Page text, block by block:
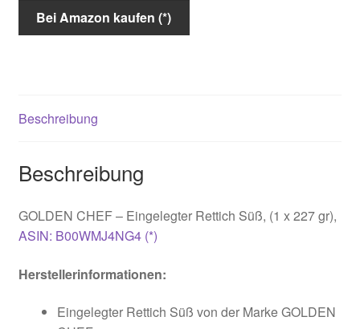
Bei Amazon kaufen (*)
Beschreibung
Beschreibung
GOLDEN CHEF – Eingelegter Rettich Süß, (1 x 227 gr),
ASIN: B00WMJ4NG4 (*)
Herstellerinformationen:
Eingelegter Rettich Süß von der Marke GOLDEN